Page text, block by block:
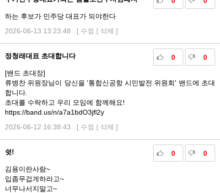
하는 후보가 민주당 대표가 되야한다
2026-06-13 13:23:48 [ 수정 | 삭제 ]
0 0
정청래대표 초대합니다
[밴드 초대장]
류병찬 위원장님이 당신을 '통합신공항 시민발전 위원회' 밴드에 초대
합니다.
초대를 수락하고 우리 모임에 함께해요!
https://band.us/n/a7a1bdO3jfl2y
2026-06-12 16:38:43 [ 수정 | 삭제 ]
0 0
쉿!
김용이란사람~
입좀무겁게하라고~
너무나서지말고~